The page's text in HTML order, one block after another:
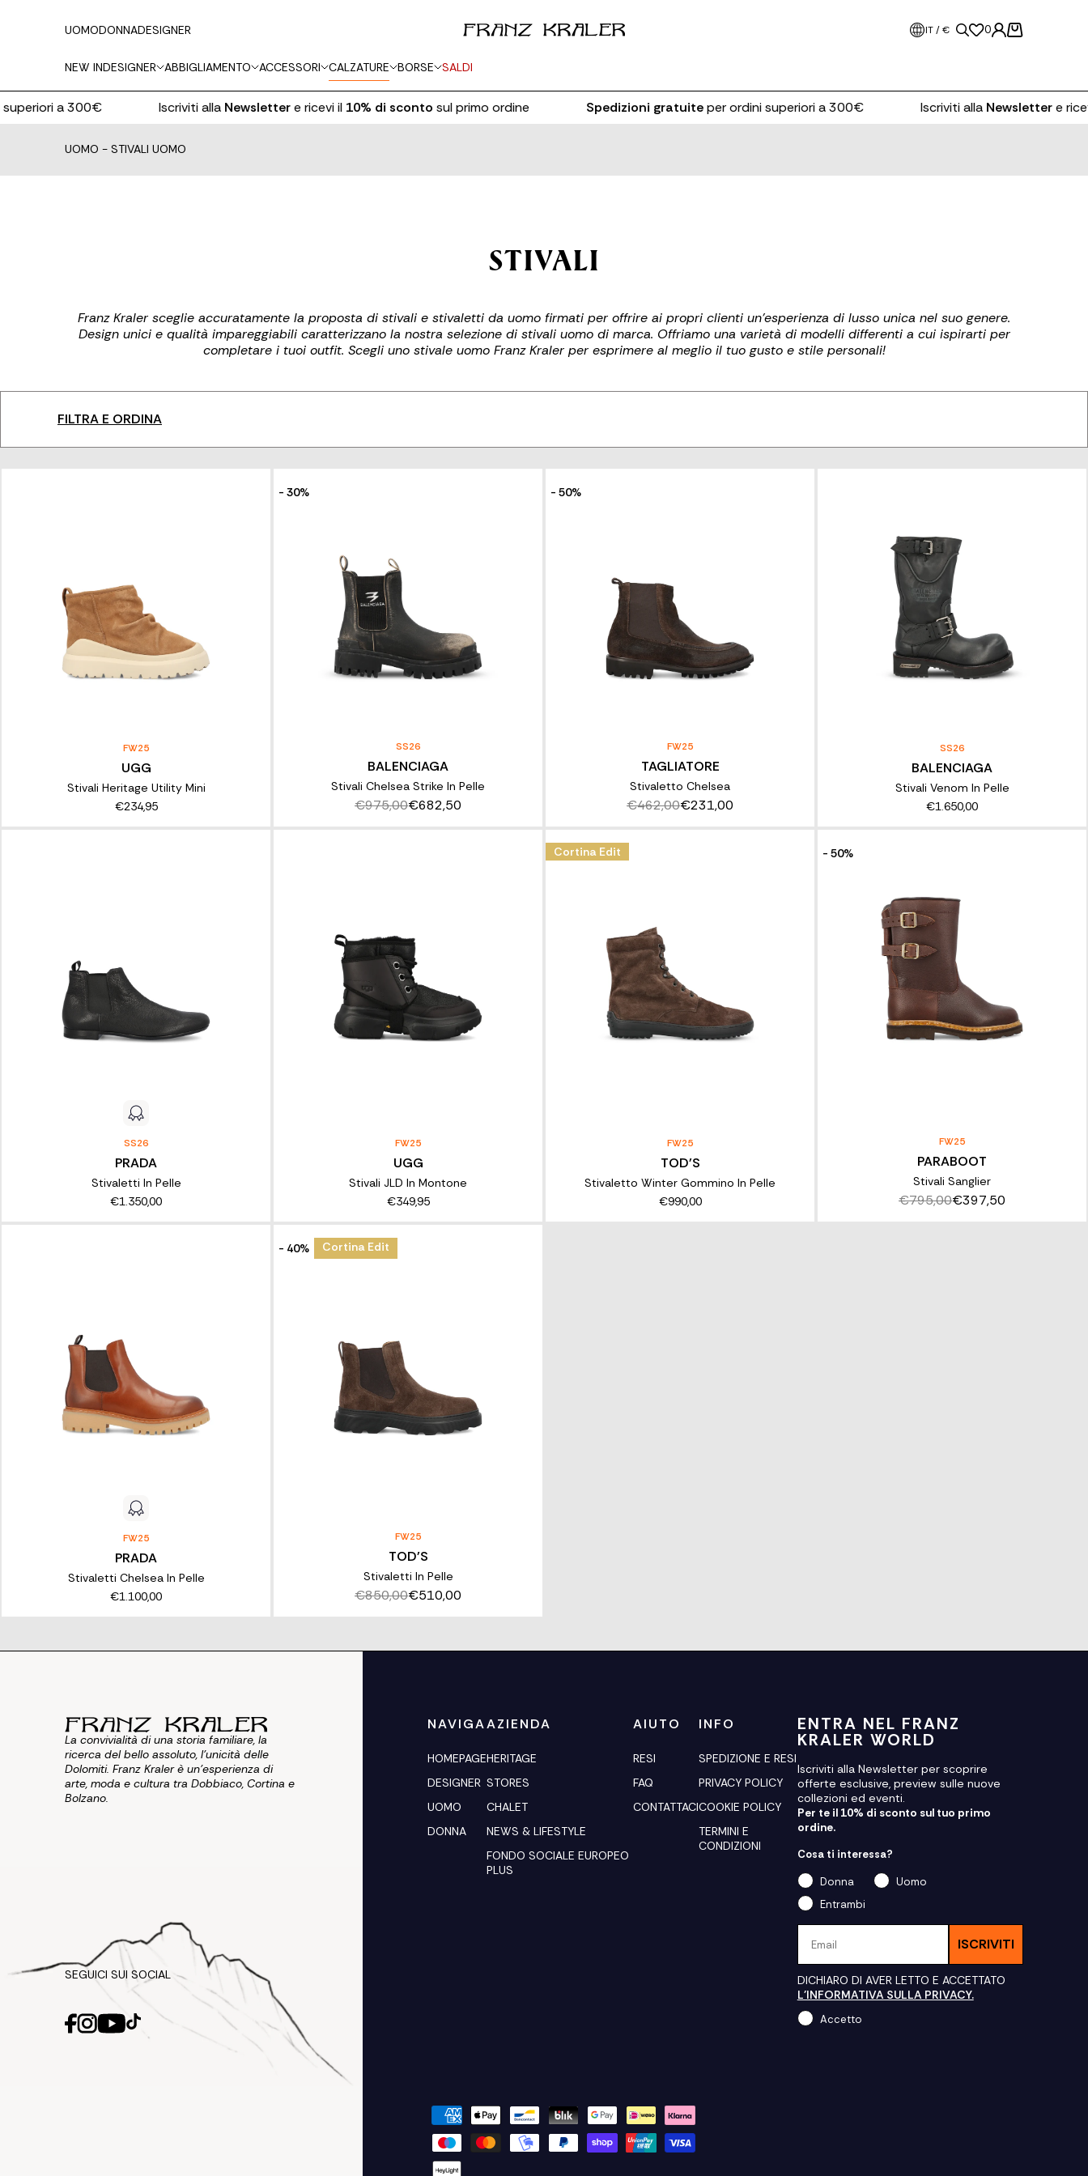
UOMODONNADESIGNER IT / € 0
NEW INDESIGNER ABBIGLIAMENTO ACCESSORI CALZATURE BORSE SALDI
a 300€ Iscriviti allaNewslettere ricevi il10% di scontosul primo ordine Spedizioni gratuiteper ordini superiori a 300€ Iscriviti allaNewslettere ricevi
UOMO - STIVALI UOMO
STIVALI
Franz Kraler sceglie accuratamente la proposta di stivali e stivaletti da uomo firmati per offrire ai propri clienti un’esperienza di lusso unica nel suo genere.
Design unici e qualità impareggiabili caratterizzano la nostra selezione di stivali uomo di marca. Offriamo una varietà di modelli differenti a cui ispirarti per
completare i tuoi outfit. Scegli uno stivale uomo Franz Kraler per esprimere al meglio il tuo gusto e stile personali!
FILTRA E ORDINA
FW25
UGG
Stivali Heritage Utility Mini
€234,95
- 30%
SS26
BALENCIAGA
Stivali Chelsea Strike In Pelle
€975,00€682,50
- 50%
FW25
TAGLIATORE
Stivaletto Chelsea
€462,00€231,00
SS26
BALENCIAGA
Stivali Venom In Pelle
€1.650,00
SS26
PRADA
Stivaletti In Pelle
€1.350,00
FW25
UGG
Stivali JLD In Montone
€349,95
Cortina Edit
FW25
TOD'S
Stivaletto Winter Gommino In Pelle
€990,00
- 50%
FW25
PARABOOT
Stivali Sanglier
€795,00€397,50
FW25
PRADA
Stivaletti Chelsea In Pelle
€1.100,00
- 40% Cortina Edit
FW25
TOD'S
Stivaletti In Pelle
€850,00€510,00
La convivialità di una storia familiare, la
ricerca del bello assoluto, l'unicità delle
Dolomiti. Franz Kraler è un'esperienza di
arte, moda e cultura tra Dobbiaco, Cortina e
Bolzano.
SEGUICI SUI SOCIAL
NAVIGA
HOMEPAGE
DESIGNER
UOMO
DONNA
AZIENDA
HERITAGE
STORES
CHALET
NEWS & LIFESTYLE
FONDO SOCIALE EUROPEO
PLUS
AIUTO
RESI
FAQ
CONTATTACI
INFO
SPEDIZIONE E RESI
PRIVACY POLICY
COOKIE POLICY
TERMINI E
CONDIZIONI
ENTRA NEL FRANZ
KRALER WORLD
Iscriviti alla Newsletter per scoprire
offerte esclusive, preview sulle nuove
collezioni ed eventi.
Per te il 10% di sconto sul tuo primo
ordine.
Cosa ti interessa?
Donna
Uomo
Entrambi
ISCRIVITI
DICHIARO DI AVER LETTO E ACCETTATO
L'INFORMATIVA SULLA PRIVACY.
Accetto